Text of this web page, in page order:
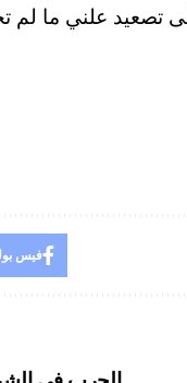
تصعيد علني ما لم
فيس